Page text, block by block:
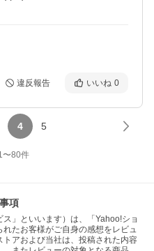
違反報告 いいね 0
4 5
〜80件
項
ス」といいます）は、「Yahoo!ショ
たお客様がご自身の感想をレビュ
アおよび当社は、投稿された内容